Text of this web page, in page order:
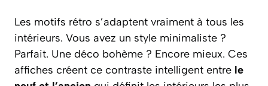
Les motifs rétro s’adaptent vraiment à tous les
intérieurs. Vous avez un style minimaliste ?
Parfait. Une déco bohème ? Encore mieux. Ces
affiches créent ce contraste intelligent entre le